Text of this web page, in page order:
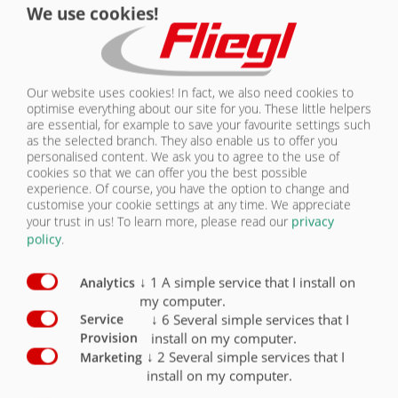
CONTACTER
SYSTÈMES DE FREINAGE ET ESSIEUX |
Équipement Châssis : Trains de roues Série En option
Châssis Tandem X
Châssis rigide X
Suspension parabolique châssis Titan X
Train de roues à décalage mécanique
SYSTÈMES DE FREINAGE ET ESSIEUX
We use cookies!
Our website uses cookies! In fact, we also need cookies to
optimise everything about our site for you. These little helpers
are essential, for example to save your favourite settings such
as the selected branch. They also enable us to offer you
personalised content. We ask you to agree to the use of
cookies so that we can offer you the best possible
experience. Of course, you have the option to change and
customise your cookie settings at any time. We appreciate
your trust in us! To learn more, please read our privacy
policy.
Analytics ↓ 1 A simple service that I install on
my computer.
Service
Provision
↓ 6 Several simple services that I
install on my computer.
Marketing ↓ 2 Several simple services that I
install on my computer.